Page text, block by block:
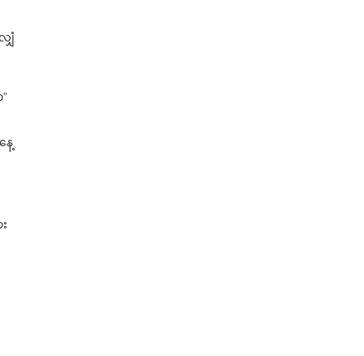
ျှံ
ေ့